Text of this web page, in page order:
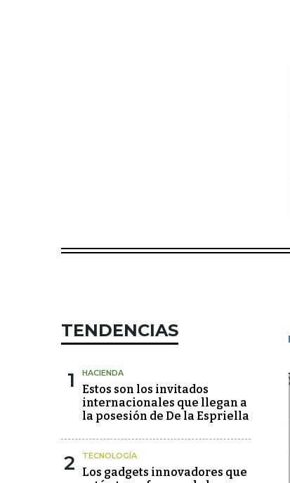
TENDENCIAS
1 HACIENDA
Estos son los invitados
internacionales que llegan a
la posesión de De la Espriella
2 TECNOLOGÍA
Los gadgets innovadores que